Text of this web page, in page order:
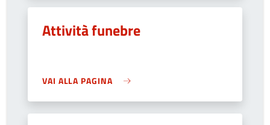
Attività funebre
VAI ALLA PAGINA